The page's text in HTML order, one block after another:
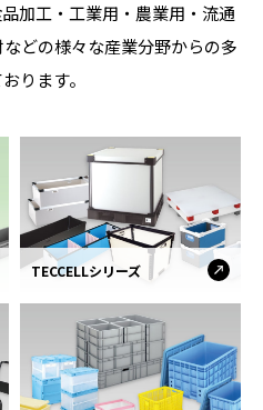
加工・工業用・農業用・流通
どの様々な産業分野からの多
ります。
TECCELLシリーズ